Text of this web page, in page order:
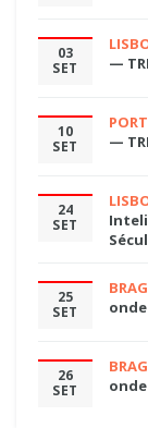
03
SET
—
10
SET
—
24
SET
25
SET
26
SET